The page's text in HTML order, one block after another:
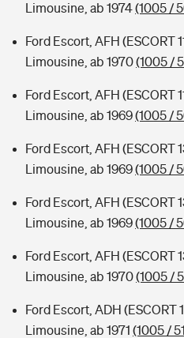
Limousine, ab 1974(1005 /
Ford Escort, AFH (ESCORT
Limousine, ab 1970(1005 /
Ford Escort, AFH (ESCORT
Limousine, ab 1969(1005 /
Ford Escort, AFH (ESCORT
Limousine, ab 1969(1005 /
Ford Escort, AFH (ESCORT
Limousine, ab 1969(1005 /
Ford Escort, AFH (ESCORT
Limousine, ab 1970(1005 /
Ford Escort, ADH (ESCORT
Limousine, ab 1971 (1005 /